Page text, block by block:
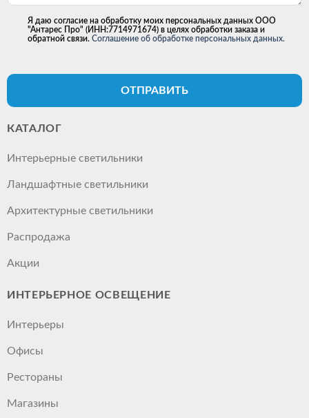
Я даю согласие на обработку моих персональных данных ООО
"Антарес Про" (ИНН:7714971674) в целях обработки заказа и
обратной связи. Соглашение об обработке персональных данных.
ОТПРАВИТЬ
КАТАЛОГ
Интерьерные светильники
Ландшафтные светильники
Архитектурные светильники
Распродажа
Акции
ИНТЕРЬЕРНОЕ ОСВЕЩЕНИЕ
Интерьеры
Офисы
Рестораны
Магазины